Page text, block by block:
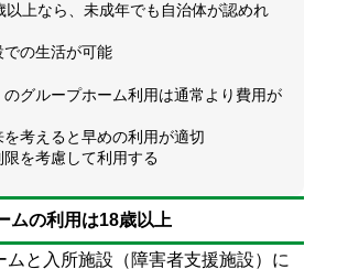
以上なら、未成年でも自治体が認めれ
の生活が可能
グループホーム利用は通常より費用が
考えると早めの利用が適切
を考慮して利用する
ムの利用は18歳以上
ムと入所施設（障害者支援施設）に